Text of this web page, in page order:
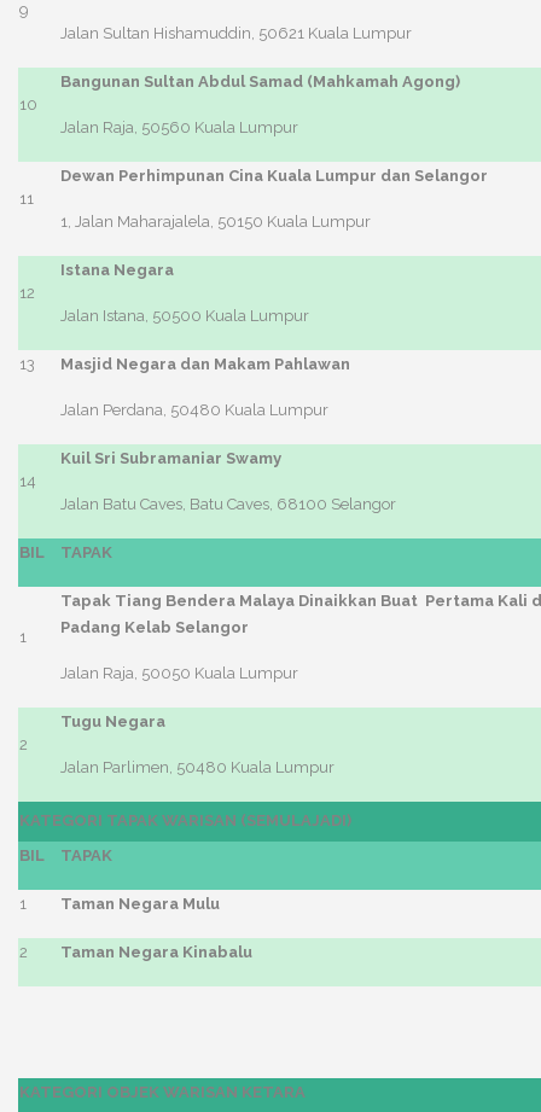
9
Jalan Sultan Hishamuddin, 50621 Kuala Lumpur
10
Bangunan Sultan Abdul Samad (Mahkamah Agong)
Jalan Raja, 50560 Kuala Lumpur
11
Dewan Perhimpunan Cina Kuala Lumpur dan Selangor
1, Jalan Maharajalela, 50150 Kuala Lumpur
12
Istana Negara
Jalan Istana, 50500 Kuala Lumpur
13 Masjid Negara dan Makam Pahlawan
Jalan Perdana, 50480 Kuala Lumpur
14
Kuil Sri Subramaniar Swamy
Jalan Batu Caves, Batu Caves, 68100 Selangor
BIL TAPAK
1
Tapak Tiang Bendera Malaya Dinaikkan Buat Pertama Kali
Padang Kelab Selangor
Jalan Raja, 50050 Kuala Lumpur
2
Tugu Negara
Jalan Parlimen, 50480 Kuala Lumpur
KATEGORI TAPAK WARISAN (SEMULAJADI)
BIL
TAPAK
1 Taman Negara Mulu
2 Taman Negara Kinabalu
KATEGORI OBJEK WARISAN KETARA